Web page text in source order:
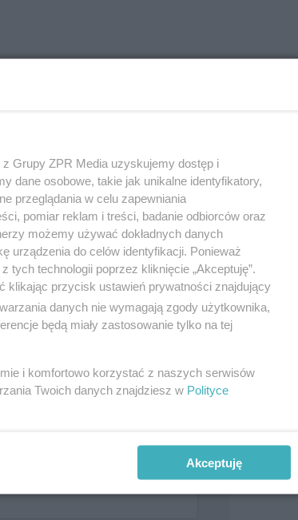
Stadionie
edycja festiwalu
Grupy ZPR Media uzyskujemy dostęp i
dane osobowe, takie jak unikalne identyfikatory,
przeglądania w celu zapewniania
pomiar reklam i treści, badanie odbiorców oraz
możemy używać dokładnych danych
urządzenia do celów identyfikacji. Ponieważ
technologii poprzez kliknięcie „Akceptuję”.
klikając przycisk ustawień prywatności znajdujący
danych nie wymagają zgody użytkownika,
będą miały zastosowanie tylko na tej
i komfortowo korzystać z naszych serwisów
Twoich danych znajdziesz w Polityce
Akceptuję